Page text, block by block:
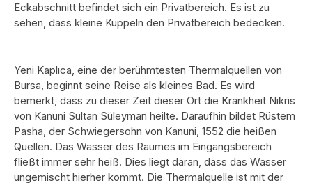
Eckabschnitt befindet sich ein Privatbereich. Es ist zu
sehen, dass kleine Kuppeln den Privatbereich bedecken.
Yeni Kaplıca, eine der berühmtesten Thermalquellen von
Bursa, beginnt seine Reise als kleines Bad. Es wird
bemerkt, dass zu dieser Zeit dieser Ort die Krankheit Nikris
von Kanuni Sultan Süleyman heilte. Daraufhin bildet Rüstem
Pasha, der Schwiegersohn von Kanuni, 1552 die heißen
Quellen. Das Wasser des Raumes im Eingangsbereich
fließt immer sehr heiß. Dies liegt daran, dass das Wasser
ungemischt hierher kommt. Die Thermalquelle ist mit der